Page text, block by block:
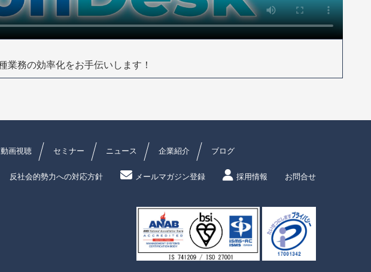
業務の効率化をお手伝いします！
動画視聴 セミナー ニュース 企業紹介 ブログ
反社会的勢力への対応方針 メールマガジン登録 採用情報 お問合せ